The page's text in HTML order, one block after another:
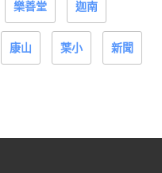
樂善堂 迦南
康山 葉小 新聞